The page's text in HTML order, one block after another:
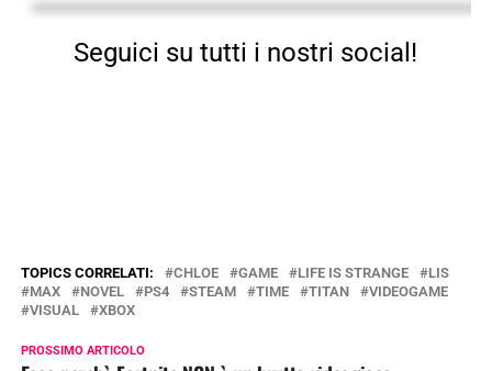
Seguici su tutti i nostri social!
TOPICS CORRELATI: CHLOE GAME LIFE IS STRANGE
LIS
MAX
NOVEL PS4 STEAM TIME TITAN
VIDEOGAME
VISUAL
XBOX
PROSSIMO ARTICOLO